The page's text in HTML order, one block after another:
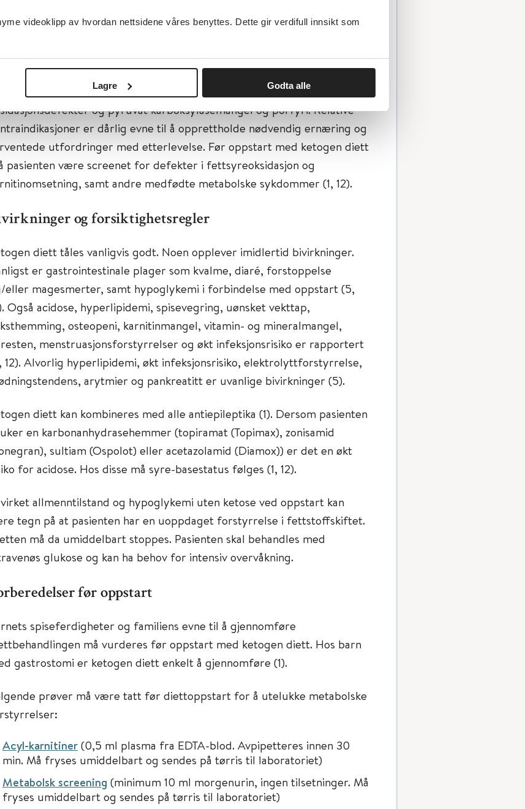
videoklipp av hvordan nettsidene våres benyttes. Dette gir verdifull innsikt som
Lagre Godta alle
kontraindikasjoner er primær karnitinmangel, karnitin
1-eller 2-mangel, karnitin translokasemangel, ß-
og pyruvat karboksylasemangel og porfyri. Relative
er dårlig evne til å opprettholde nødvendig ernæring og
utfordringer med etterlevelse. Før oppstart med ketogen diett
pasienten være screenet for defekter i fettsyreoksidasjon og
samt andre medfødte metabolske sykdommer (1, 12).
og forsiktighetsregler
diett tåles vanligvis godt. Noen opplever imidlertid bivirkninger.
er gastrointestinale plager som kvalme, diaré, forstoppelse
eller magesmerter, samt hypoglykemi i forbindelse med oppstart (5,
Også acidose, hyperlipidemi, spisevegring, uønsket vekttap,
osteopeni, karnitinmangel, vitamin- og mineralmangel,
menstruasjonsforstyrrelser og økt infeksjonsrisiko er rapportert
12). Alvorlig hyperlipidemi, økt infeksjonsrisiko, elektrolyttforstyrrelse,
arytmier og pankreatitt er uvanlige bivirkninger (5).
diett kan kombineres med alle antiepileptika (1). Dersom pasienten
en karbonanhydrasehemmer (topiramat (Topimax), zonisamid
sultiam (Ospolot) eller acetazolamid (Diamox)) er det en økt
for acidose. Hos disse må syre-basestatus følges (1, 12).
allmenntilstand og hypoglykemi uten ketose ved oppstart kan
tegn på at pasienten har en uoppdaget forstyrrelse i fettstoffskiftet.
må da umiddelbart stoppes. Pasienten skal behandles med
glukose og kan ha behov for intensiv overvåkning.
før oppstart
spiseferdigheter og familiens evne til å gjennomføre
må vurderes før oppstart med ketogen diett. Hos barn
gastrostomi er ketogen diett enkelt å gjennomføre (1).
prøver må være tatt før diettoppstart for å utelukke metabolske
Acyl-karnitiner(0,5 ml plasma fra EDTA-blod. Avpipetteres innen 30
min. Må fryses umiddelbart og sendes på tørris til laboratoriet)
Metabolsk screening (minimum 10 ml morgenurin, ingen tilsetninger. Må
fryses umiddelbart og sendes på tørris til laboratoriet)